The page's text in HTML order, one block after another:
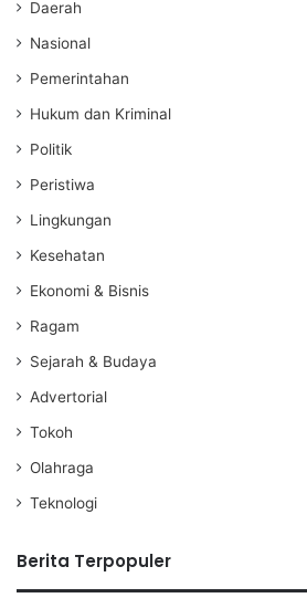
Daerah
Nasional
Pemerintahan
Hukum dan Kriminal
Politik
Peristiwa
Lingkungan
Kesehatan
Ekonomi & Bisnis
Ragam
Sejarah & Budaya
Advertorial
Tokoh
Olahraga
Teknologi
Berita Terpopuler